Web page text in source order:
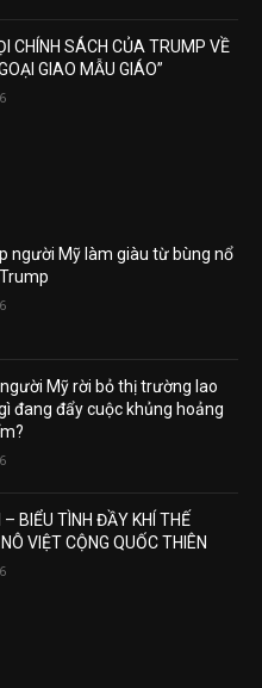
CHÍNH SÁCH CỦA TRUMP VỀ
GIAO MẪU GIÁO”
người Mỹ làm giàu từ bùng nổ
Mỹ rời bỏ thị trường lao
đang đẩy cuộc khủng hoảng
BIỂU TÌNH ĐẦY KHÍ THẾ
VIỆT CỘNG QUỐC THIÊN